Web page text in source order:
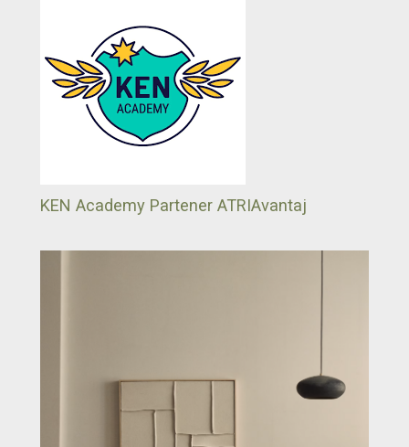
KEN Academy Partener ATRIAvantaj